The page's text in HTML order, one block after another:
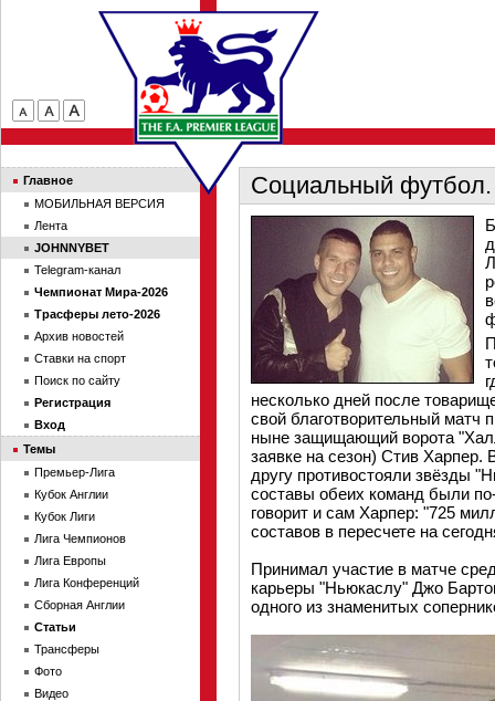
Социальный
несколько дней после
свой благотворительный матч
ныне защищающий ворота
заявке на сезон) Стив
другу противостояли звёзды
составы обеих команд были
говорит и сам Харпер: "725
составов в пересчете на
Принимал участие в матче
карьеры "Ньюкаслу" Джо
одного из знаменитых
Главное
МОБИЛЬНАЯ ВЕРСИЯ
Лента
JOHNNYBET
Telegram-канал
Чемпионат Мира-2026
Трасферы лето-2026
Архив новостей
Ставки на спорт
Поиск по сайту
Регистрация
Вход
Темы
Премьер-Лига
Кубок Англии
Кубок Лиги
Лига Чемпионов
Лига Европы
Лига Конференций
Сборная Англии
Статьи
Трансферы
Фото
Видео